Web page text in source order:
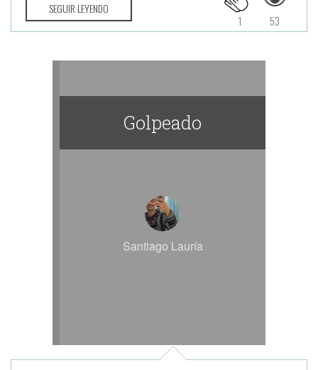
SEGUIR LEYENDO
53
1
Golpeado
Santiago Lauría